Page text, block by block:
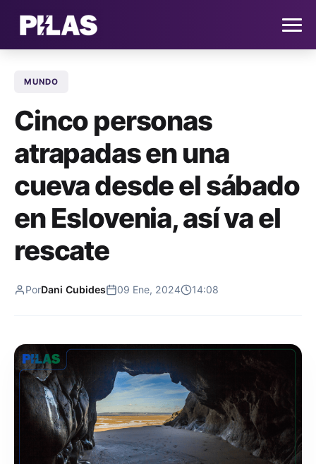
NOTICIAS
QUIÉNES SOMOS
CONTACTO
MUNDO
Cinco personas
atrapadas en una
cueva desde el sábado
en Eslovenia, así va el
rescate
PorDani Cubides 09 Ene, 2024 14:08